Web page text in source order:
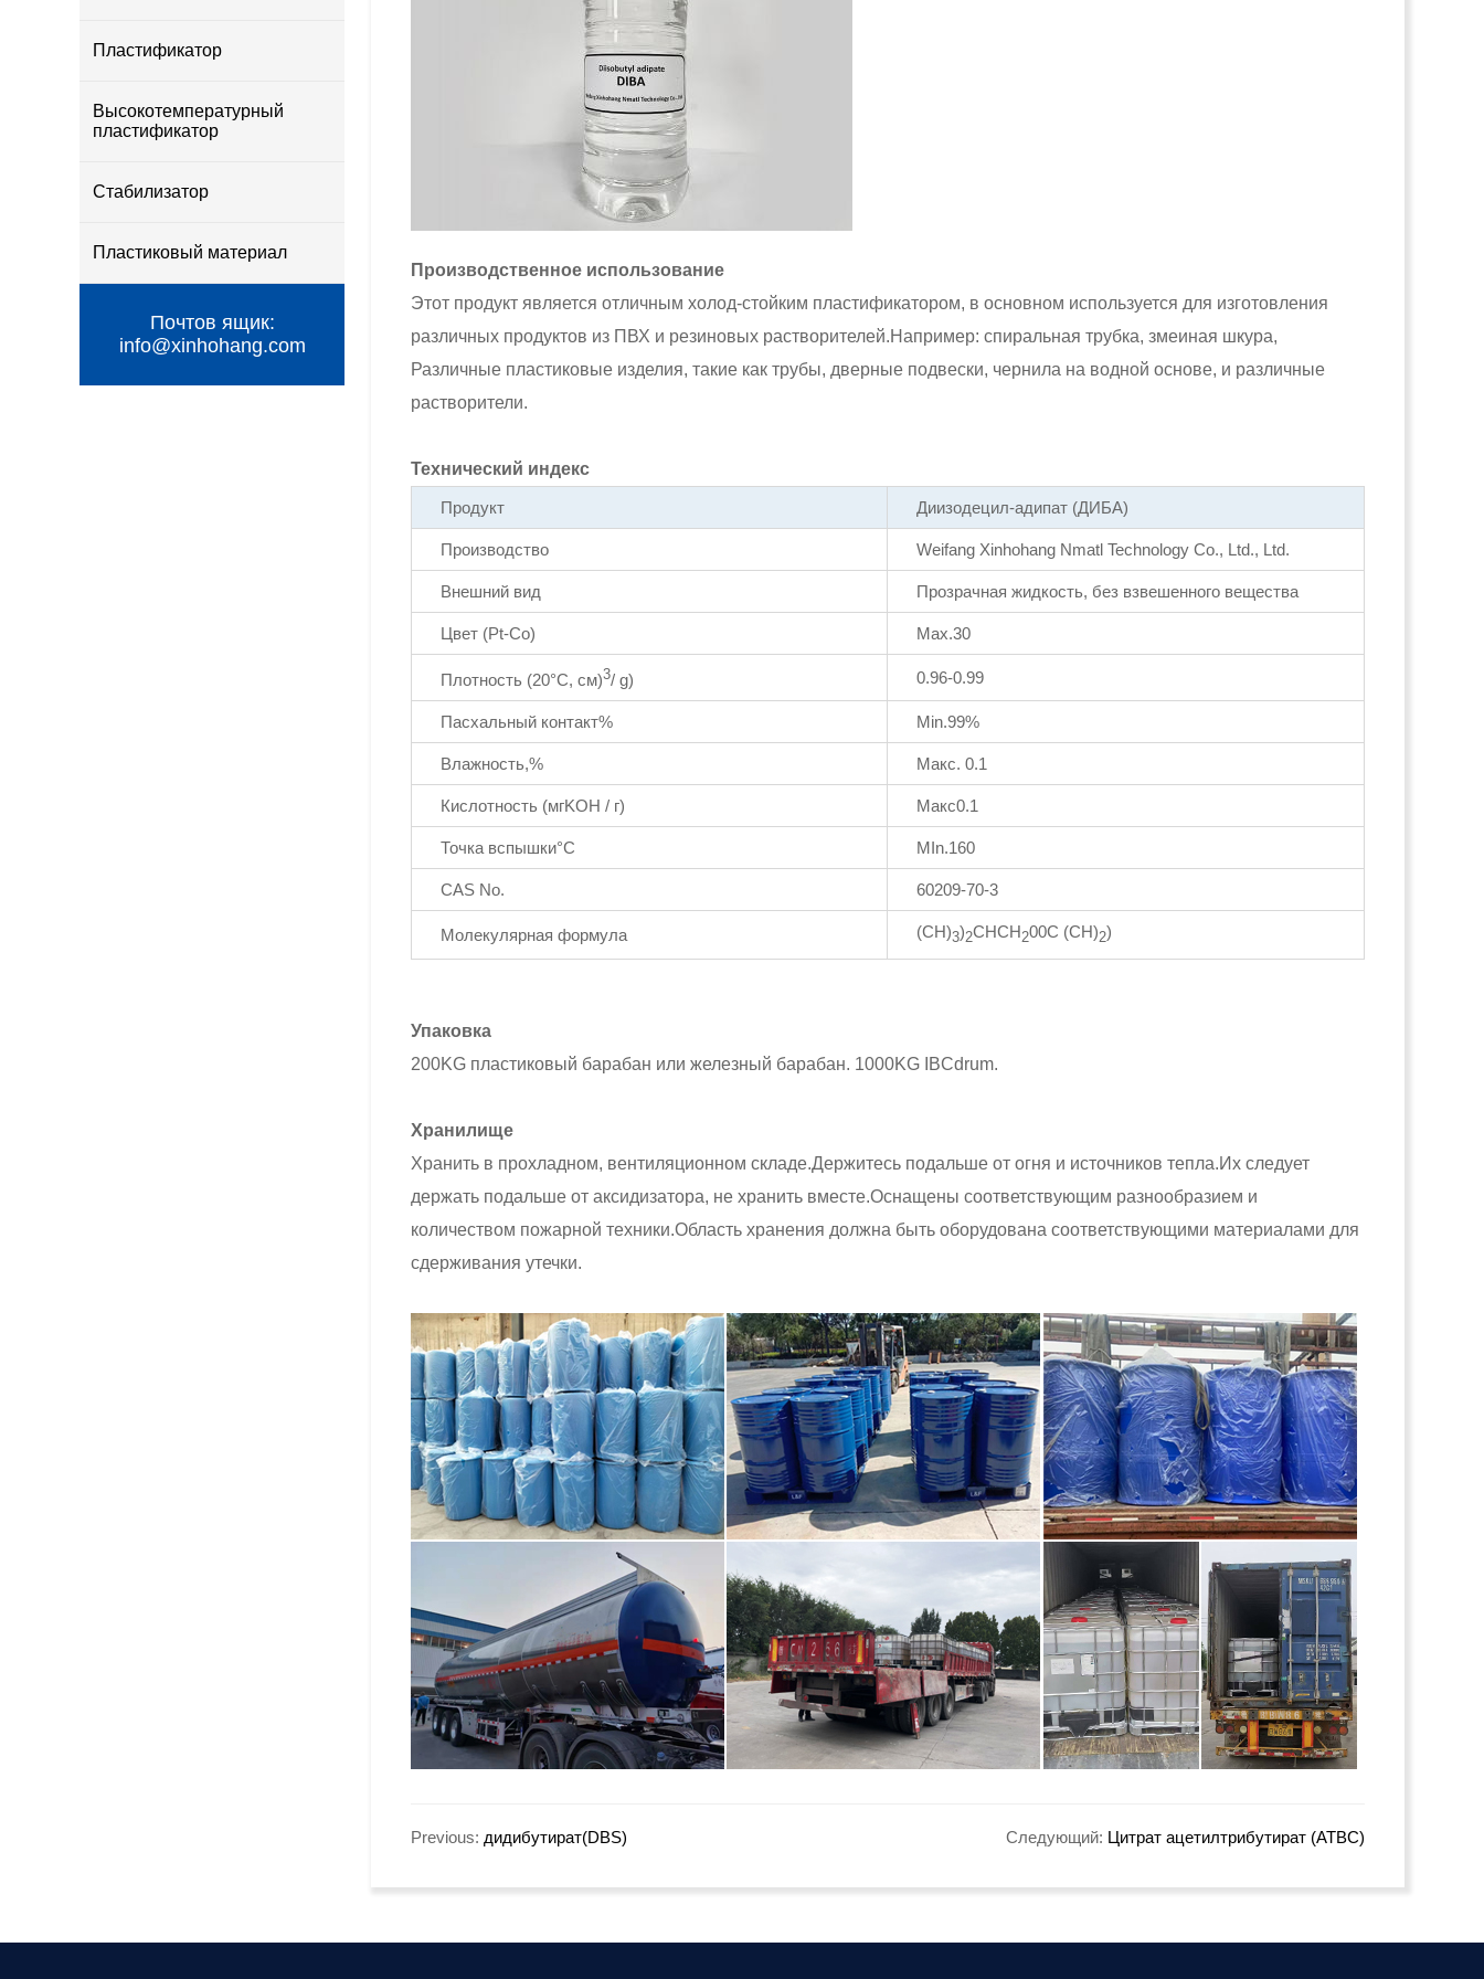
Пластификатор
Высокотемпературный
пластификатор
Стабилизатор
Пластиковый материал
Почтов ящик:
info@xinhohang.com
Производственное использование
Этот продукт является отличным холод-стойким пластификатором, в основном используется для изготовления
различных продуктов из ПВХ и резиновых растворителей.Например: спиральная трубка, змеиная шкура,
Различные пластиковые изделия, такие как трубы, дверные подвески, чернила на водной основе, и различные
растворители.
Технический индекс
Продукт Диизодецил-адипат (ДИБА)
Производство Weifang Xinhohang Nmatl Technology Co., Ltd., Ltd.
Внешний вид Прозрачная жидкость, без взвешенного вещества
Цвет (Pt-Co) Max.30
Плотность (20°C, см)3/ g) 0.96-0.99
Пасхальный контакт% Min.99%
Влажность,% Макс. 0.1
Кислотность (мгKOH / г) Макс0.1
Точка вспышки°C MIn.160
CAS No. 60209-70-3
Молекулярная формула (CH)3)2CHCH200C (CH)2)
Упаковка
200KG пластиковый барабан или железный барабан. 1000KG IBCdrum.
Хранилище
Хранить в прохладном, вентиляционном складе.Держитесь подальше от огня и источников тепла.Их следует
держать подальше от аксидизатора, не хранить вместе.Оснащены соответствующим разнообразием и
количеством пожарной техники.Область хранения должна быть оборудована соответствующими материалами для
сдерживания утечки.
Previous: дидибутират(DBS) Следующий: Цитрат ацетилтрибутират (ATBC)